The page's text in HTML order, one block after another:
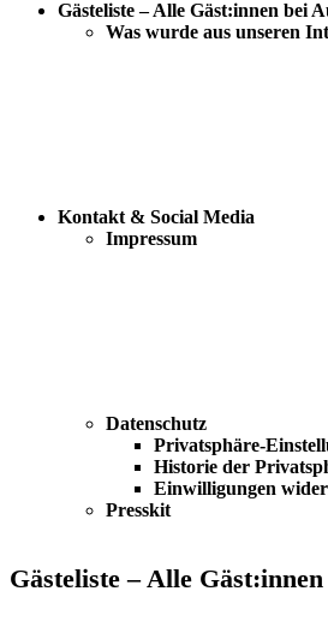
Gästeliste – Alle Gäst:innen bei
Was wurde aus unseren
Kontakt & Social Media
Impressum
Datenschutz
Privatsphäre-
Historie der
Einwilligungen
Presskit
Gästeliste – Alle